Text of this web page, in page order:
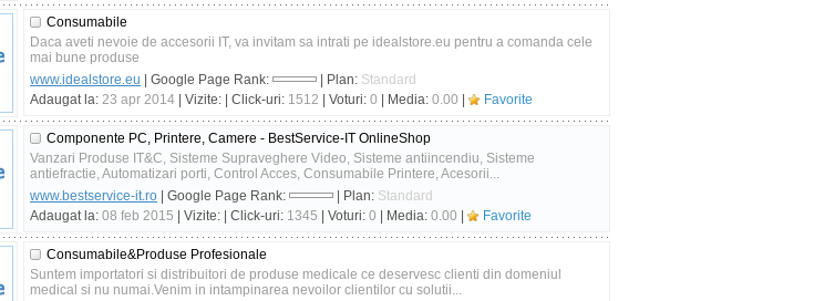
Consumabile
Daca aveti nevoie de accesorii IT, va invitam sa intrati pe idealstore.eu pentru a comanda cele
mai bune produse
www.idealstore.eu | Google Page Rank: | Plan: Standard
Adaugat la: 23 apr 2014 | Vizite: | Click-uri: 1512 | Voturi: 0 | Media: 0.00 Favorite
Componente PC, Printere, Camere - BestService-IT OnlineShop
Vanzari Produse IT&C, Sisteme Supraveghere Video, Sisteme antiincendiu, Sisteme
antiefractie, Automatizari porti, Control Acces, Consumabile Printere, Acesorii...
www.bestservice-it.ro | Google Page Rank: | Plan: Standard
Adaugat la: 08 feb 2015 | Vizite: | Click-uri: 1345 | Voturi: 0 | Media: 0.00 Favorite
Consumabile&Produse Profesionale
Suntem importatori si distribuitori de produse medicale ce deservesc clienti din domeniul
medical si nu numai.Venim in intampinarea nevoilor clientilor cu solutii...